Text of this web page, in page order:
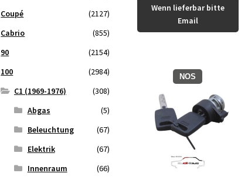
Wenn lieferbar bitte
Email
NOS
Coupé
(2127)
Cabrio
(855)
90
(2154)
100
(2984)
C1 (1969-1976)
(308)
Abgas
(5)
Beleuchtung
(67)
Elektrik
(67)
Innenraum
(66)